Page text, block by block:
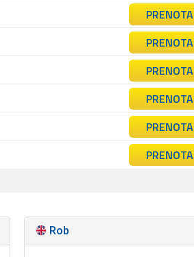
PRENOTA
PRENOTA
PRENOTA
PRENOTA
PRENOTA
PRENOTA
Rob